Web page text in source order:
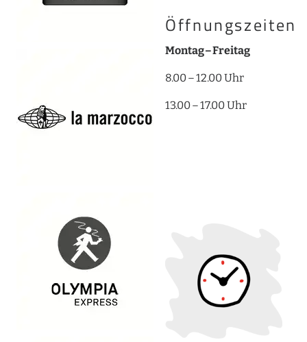
Öffnungszeiten
Montag – Freitag
8.00 – 12.00 Uhr
13.00 – 17.00 Uhr